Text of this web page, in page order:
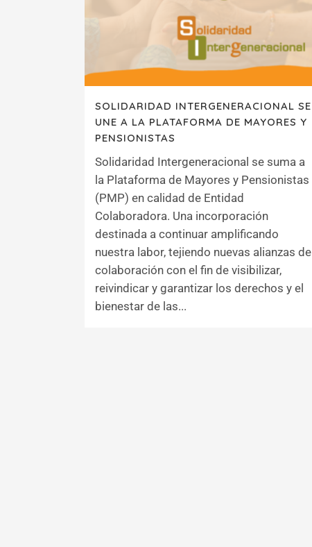
SOLIDARIDAD INTERGENERACIONAL SE
UNE A LA PLATAFORMA DE MAYORES Y
PENSIONISTAS
Solidaridad Intergeneracional se suma a
la Plataforma de Mayores y Pensionistas
(PMP) en calidad de Entidad
Colaboradora. Una incorporación
destinada a continuar amplificando
nuestra labor, tejiendo nuevas alianzas de
colaboración con el fin de visibilizar,
reivindicar y garantizar los derechos y el
bienestar de las...